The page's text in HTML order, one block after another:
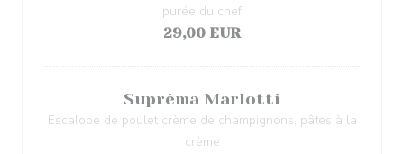
purée du chef
29,00 EUR
Suprêma Marlotti
Escalope de poulet crème de champignons, pâtes à la
crème